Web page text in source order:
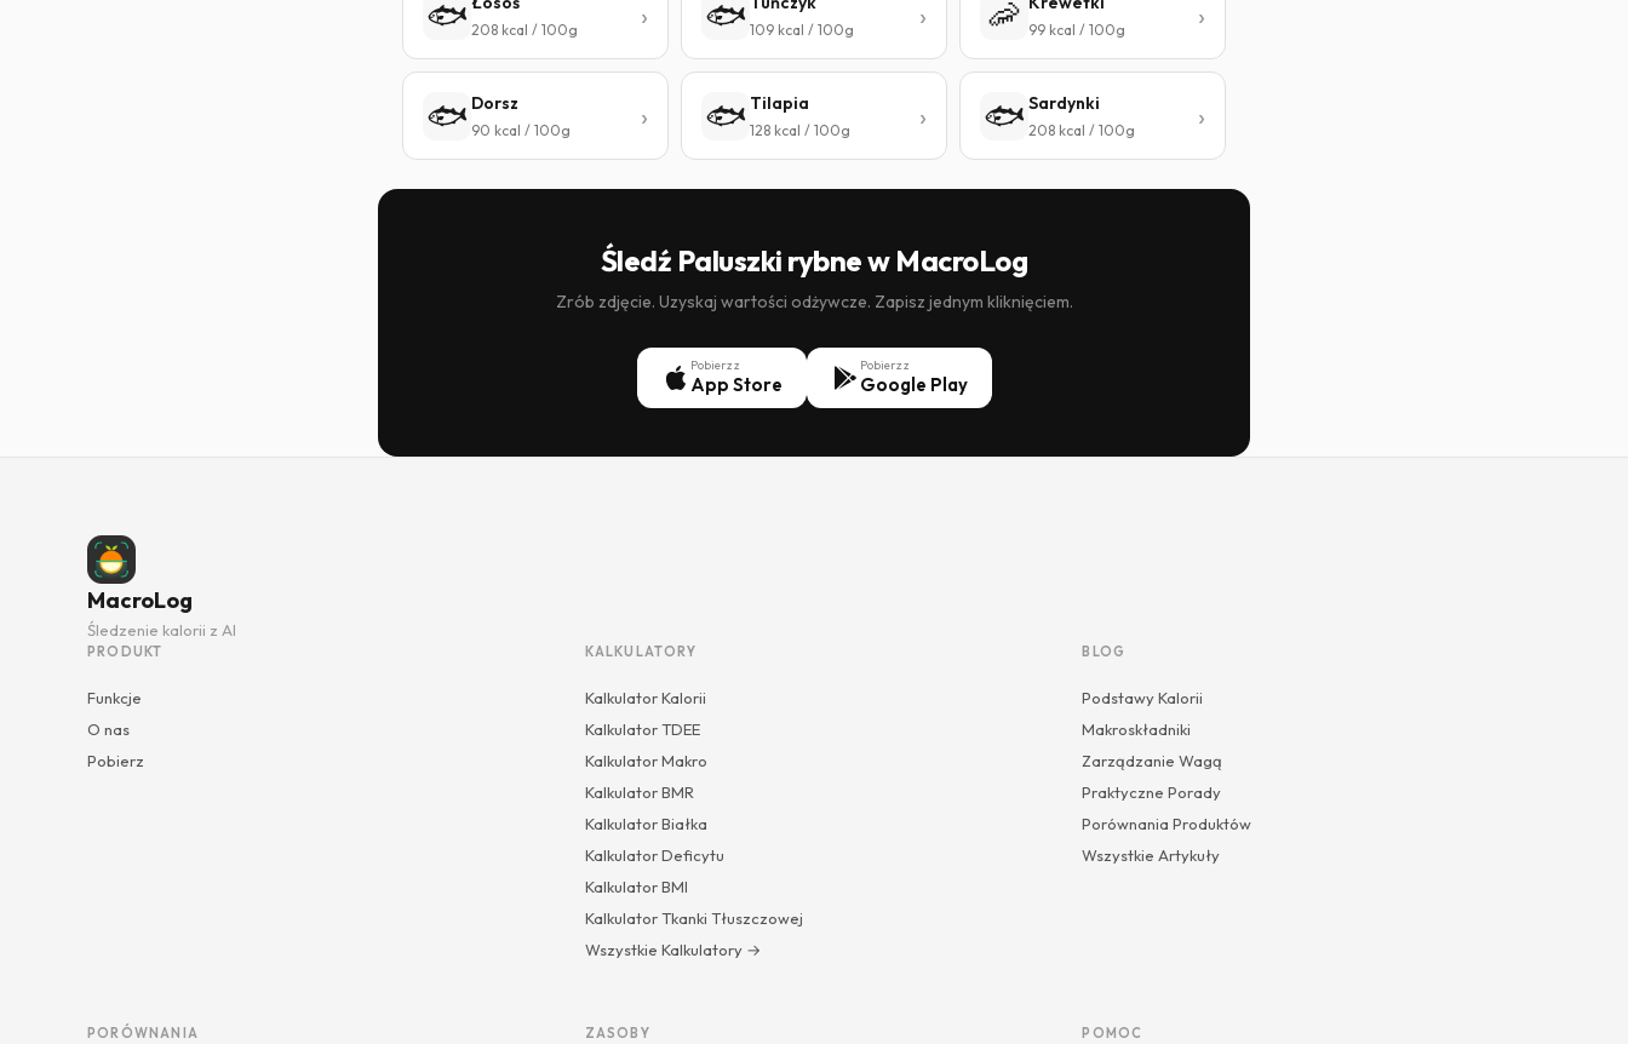
🐟 208 kcal / 100g 🐟 109 kcal / 100g 🦐 99 kcal / 100g
🐟 Dorsz
90 kcal / 100g 🐟 Tilapia
128 kcal / 100g 🐟 Sardynki
208 kcal / 100g
Śledź Paluszki rybne w MacroLog
Zrób zdjęcie. Uzyskaj wartości odżywcze. Zapisz jednym kliknięciem.
Pobierz z
App Store
Pobierz z
Google Play
MacroLog
Śledzenie kalorii z AI
PRODUKT
Funkcje
O nas
Pobierz
KALKULATORY
Kalkulator Kalorii
Kalkulator TDEE
Kalkulator Makro
Kalkulator BMR
Kalkulator Białka
Kalkulator Deficytu
Kalkulator BMI
Kalkulator Tkanki Tłuszczowej
Wszystkie Kalkulatory →
BLOG
Podstawy Kalorii
Makroskładniki
Zarządzanie Wagą
Praktyczne Porady
Porównania Produktów
Wszystkie Artykuły
PORÓWNANIA ZASOBY POMOC